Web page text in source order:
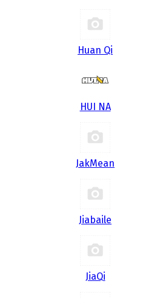
Huan Qi
HUI NA
JakMean
Jiabaile
JiaQi